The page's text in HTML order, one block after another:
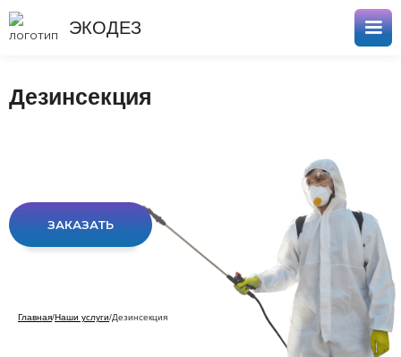
ЭКОДЕЗ
Дезинсекция
ЗАКАЗАТЬ
Главная/Наши услуги/Дезинсекция